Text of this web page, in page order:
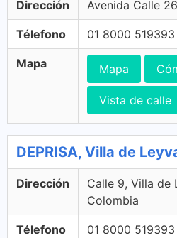
Dirección Avenida Calle
Télefono 01 8000 519393
Mapa Mapa
Vista de calle
DEPRISA, Villa de
Dirección
Calle 9, Villa de
Colombia
Télefono 01 8000 519393